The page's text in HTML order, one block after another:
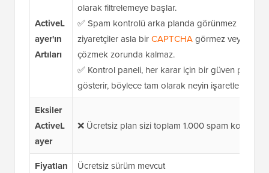
ActiveL
ayer'ın
Artıları
olarak filtrelemeye başlar.
✅ Spam kontrolü arka planda görünmez bir
ziyaretçiler asla birCAPTCHAgörmez veya
çözmek zorunda kalmaz.
✅ Kontrol paneli, her karar için bir güven
gösterir, böylece tam olarak neyin işaretlendiğini
Eksiler
ActiveL
ayer
❌ Ücretsiz plan sizi toplam 1.000 spam kontrolü
Fiyatlan
Ücretsiz sürüm mevcut